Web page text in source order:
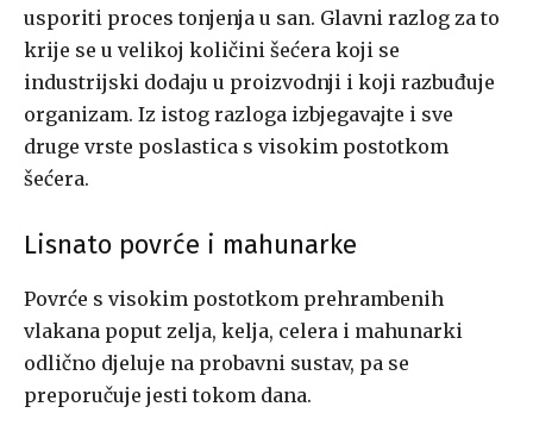
usporiti proces tonjenja u san. Glavni razlog za to
krije se u velikoj količini šećera koji se
industrijski dodaju u proizvodnji i koji razbuđuje
organizam. Iz istog razloga izbjegavajte i sve
druge vrste poslastica s visokim postotkom
šećera.
Lisnato povrće i mahunarke
Povrće s visokim postotkom prehrambenih
vlakana poput zelja, kelja, celera i mahunarki
odlično djeluje na probavni sustav, pa se
preporučuje jesti tokom dana.